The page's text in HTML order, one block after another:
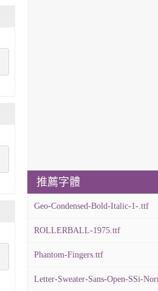
推薦字體
Geo-Condensed-Bold-Italic-1-.ttf
ROLLERBALL-1975.ttf
Phantom-Fingers.ttf
Letter-Sweater-Sans-Open-SSi-